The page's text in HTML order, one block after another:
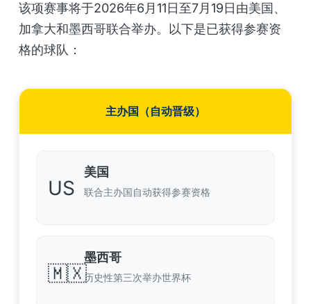
该项赛事将于2026年6月11日至7月19日由美国、
加拿大和墨西哥联合举办。以下是已获得参赛资
格的球队：
主办国（自动晋级）
US
美国
联合主办国自动获得参赛资格
🇲🇽
墨西哥
历史性第三次举办世界杯